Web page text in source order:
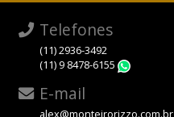
Telefones
(11) 2936-3492
(11) 9 8478-6155
E-mail